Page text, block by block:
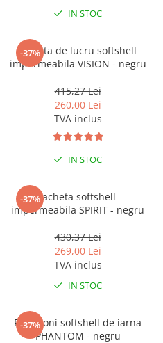
IN STOC
-37%
Jacheta de lucru softshell
impermeabila VISION - negru
415,27 Lei
260,00 Lei
TVA inclus
IN STOC
-37%Jacheta softshell
impermeabila SPIRIT - negru
430,37 Lei
269,00 Lei
TVA inclus
IN STOC
-37%
Pantaloni softshell de iarna
PHANTOM - negru